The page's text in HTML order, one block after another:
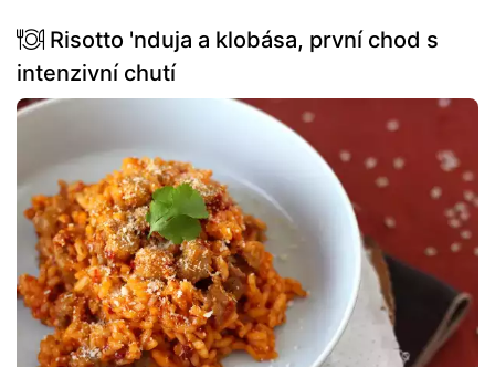
Risotto 'nduja a klobása, první chod s
intenzivní chutí